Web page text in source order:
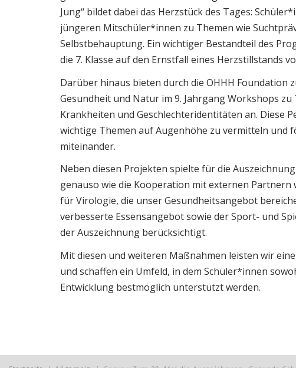
Jung“ bildet dabei das Herzstück des Tages:
jüngeren Mitschüler*innen zu Themen wie
Selbstbehauptung. Ein wichtiger Bestandteil des
die 7. Klasse auf den Ernstfall eines Herzstillstands
Darüber hinaus bieten durch die OHHH Foundation
Gesundheit und Natur im 9. Jahrgang Workshops
Krankheiten und Geschlechteridentitäten an. Diese
wichtige Themen auf Augenhöhe zu vermitteln und
miteinander.
Neben diesen Projekten spielte für die
genauso wie die Kooperation mit externen
für Virologie, die unser Gesundheitsangebot
verbesserte Essensangebot sowie der Sport- und
der Auszeichnung berücksichtigt.
Mit diesen und weiteren Maßnahmen leisten wir
und schaffen ein Umfeld, in dem Schüler*innen
Entwicklung bestmöglich unterstützt werden.